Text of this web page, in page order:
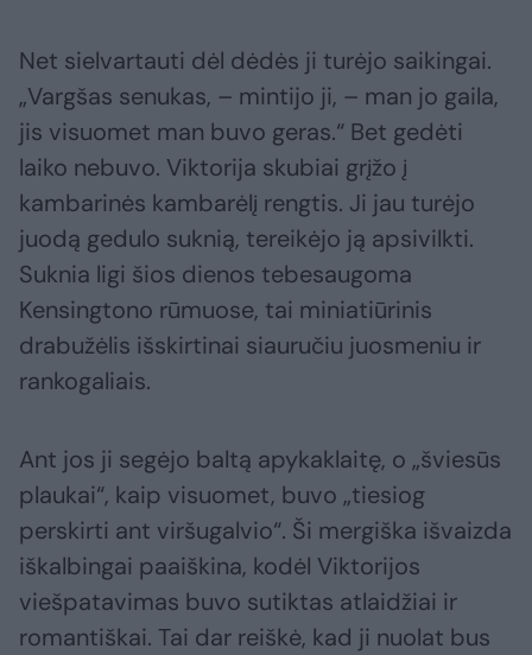
Net sielvartauti dėl dėdės ji turėjo saikingai.
„Vargšas senukas, – mintijo ji, – man jo gaila,
jis visuomet man buvo geras.“ Bet gedėti
laiko nebuvo. Viktorija skubiai grįžo į
kambarinės kambarėlį rengtis. Ji jau turėjo
juodą gedulo suknią, tereikėjo ją apsivilkti.
Suknia ligi šios dienos tebesaugoma
Kensingtono rūmuose, tai miniatiūrinis
drabužėlis išskirtinai siauručiu juosmeniu ir
rankogaliais.
Ant jos ji segėjo baltą apykaklaitę, o „šviesūs
plaukai“, kaip visuomet, buvo „tiesiog
perskirti ant viršugalvio“. Ši mergiška išvaizda
iškalbingai paaiškina, kodėl Viktorijos
viešpatavimas buvo sutiktas atlaidžiai ir
romantiškai. Tai dar reiškė, kad ji nuolat bus